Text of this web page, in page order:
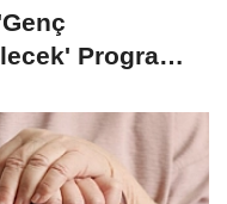
Programı